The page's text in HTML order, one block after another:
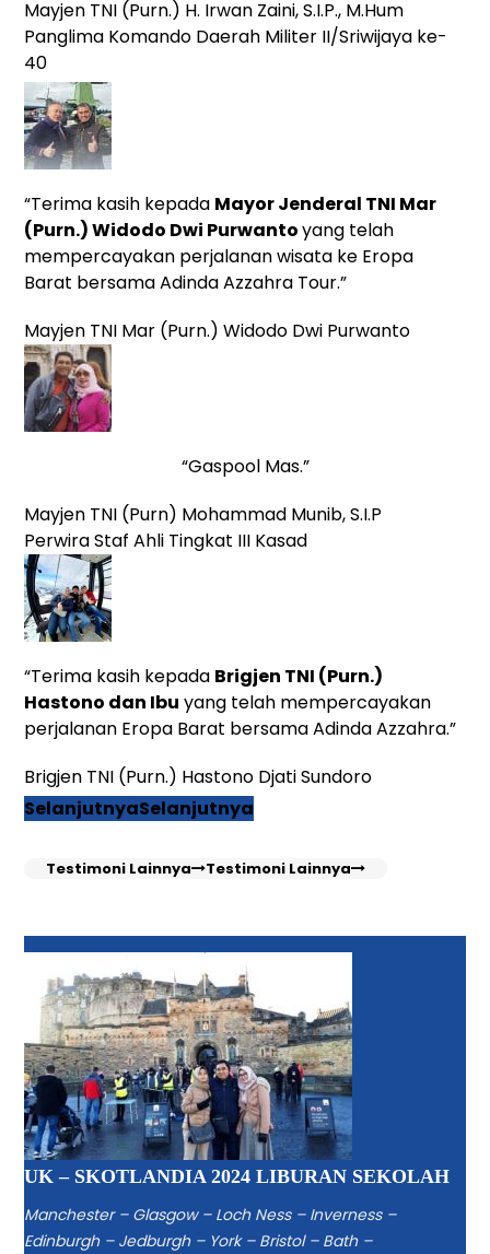
Mayjen TNI (Purn.) H. Irwan Zaini, S.I.P., M.Hum
Panglima Komando Daerah Militer II/Sriwijaya ke-
40
“Terima kasih kepada Mayor Jenderal TNI Mar
(Purn.) Widodo Dwi Purwantoyang telah
mempercayakan perjalanan wisata ke Eropa
Barat bersama Adinda Azzahra Tour.”
Mayjen TNI Mar (Purn.) Widodo Dwi Purwanto
“Gaspool Mas.”
Mayjen TNI (Purn) Mohammad Munib, S.I.P
Perwira Staf Ahli Tingkat III Kasad
“Terima kasih kepada Brigjen TNI (Purn.)
Hastono dan Ibu yang telah mempercayakan
perjalanan Eropa Barat bersama Adinda Azzahra.”
Brigjen TNI (Purn.) Hastono Djati Sundoro
SelanjutnyaSelanjutnya
Testimoni Lainnya Testimoni Lainnya
UK – SKOTLANDIA 2024 LIBURAN SEKOLAH
Manchester – Glasgow – Loch Ness – Inverness –
Edinburgh – Jedburgh – York – Bristol – Bath –